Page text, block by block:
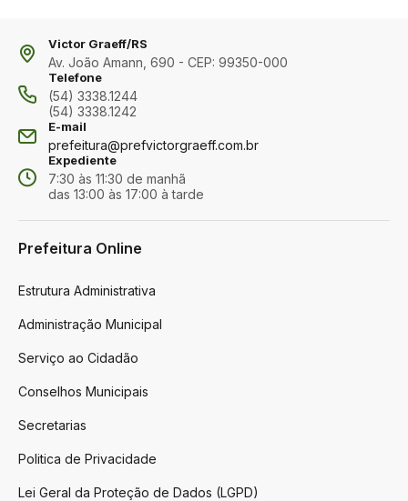
Victor Graeff/RS
Av. João Amann, 690 - CEP: 99350-000
Telefone
(54) 3338.1244
(54) 3338.1242
E-mail
prefeitura@prefvictorgraeff.com.br
Expediente
7:30 às 11:30 de manhã
das 13:00 às 17:00 à tarde
Prefeitura Online
Estrutura Administrativa
Administração Municipal
Serviço ao Cidadão
Conselhos Municipais
Secretarias
Politica de Privacidade
Lei Geral da Proteção de Dados (LGPD)